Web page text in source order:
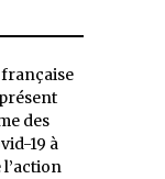
française
des
19 à